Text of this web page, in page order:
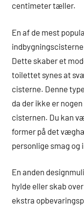
centimeter tæller.
En af de mest
Dette skaber et
toilettet synes at
cisterne. Denne
da der ikke er
cisternen. Du kan
former på det
personlige smag og
En anden
hylde eller skab
ekstra